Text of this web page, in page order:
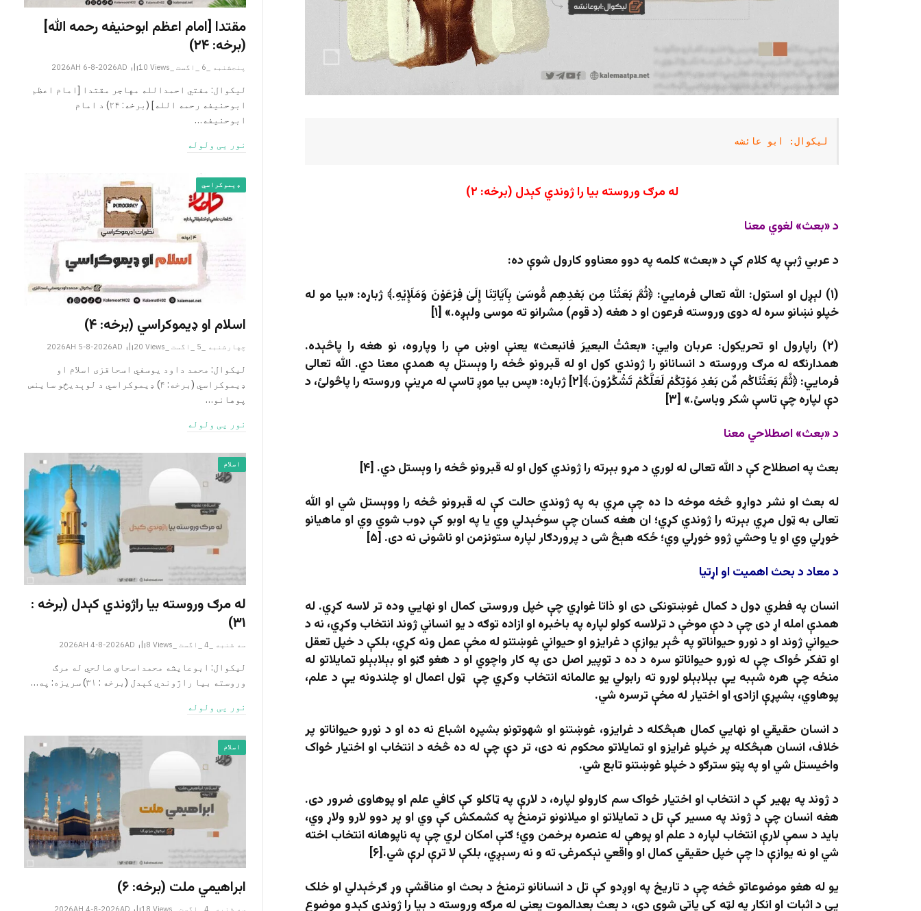
لیکوال: ابو عائشه
له مرګ وروسته بیا را ژوندي کېدل (برخه: ۲)
د «بعث» لغوي معنا
د عربي ژبې په کلام کې د «بعث» کلمه په دوو معناوو کارول شوې ده:
(۱) لېږل او استول: الله تعالی فرمایي: ﴿ثُمَّ بَعَثْنَا مِن بَعْدِهِم مُّوسَىٰ بِآيَاتِنَا إِلَىٰ فِرْعَوْنَ وَمَلَإِيْهِ.﴾ ژباړه: «بيا مو له
خپلو نښانو سره له دوی وروسته فرعون او د هغه (د قوم) مشرانو ته موسى ولېږه.» [۱]
(۲) راپارول او تحریکول: عربان وايي: «بعثتُ البعیرَ فانبعث» يعنې اوښ مې را وپاروه، نو هغه را پاڅېده.
همدارنګه له مرګ وروسته د انسانانو را ژوندي کول او له قبرونو څخه را وېستل په همدې معنا دي. الله تعالی
فرمایي: ﴿ثُمَّ بَعَثْنَاكُم مِّن بَعْدِ مَوْتِكُمْ لَعَلَّكُمْ تَشْكُرُونَ.﴾[۲] ژباړه: «پس بيا موږ تاسې له مړينې وروسته را پاڅولئ، د
دې لپاره چې تاسې شکر وباسئ.» [۳]
د «بعث» اصطلاحي معنا
بعث په اصطلاح کې د الله تعالی له لوري د مړو بېرته را ژوندي کول او له قبرونو څخه را وېستل دي. [۴]
له بعث او نشر دواړو څخه موخه دا ده چې مړي به په ژوندي حالت کې له قبرونو څخه را ووېستل شي او الله
تعالی به ټول مړي بېرته را ژوندي کړي؛ ان هغه کسان چې سوځېدلي وي يا په اوبو کې ډوب شوي وي او ماهيانو
خوړلي وي او يا وحشي ژوو خوړلي وي؛ ځکه هېڅ شی د پروردګار لپاره ستونزمن او ناشونی نه دی. [۵]
د معاد د بحث اهمیت او اړتیا
انسان په فطري ډول د کمال غوښتونکی دی او ذاتا غواړي چې خپل وروستی کمال او نهایي وده تر لاسه کړي. له
همدې امله اړ دی چې د دې موخې د ترلاسه کولو لپاره په باخبره او ازاده توګه د یو انساني ژوند انتخاب وکړي، نه د
حیواني ژوند او د نورو حیواناتو په څېر یوازې د غرایزو او حیواني غوښتنو له مخې عمل ونه کړي، بلکې د خپل تعقل
او تفکر ځواک چې له نورو حیواناتو سره د ده د توپیر اصل دی په کار واچوي او د هغو ګڼو او بېلابېلو تمایلاتو له
منځه چې هره شېبه یې بېلابېلو لورو ته رابولي یو عالمانه انتخاب وکړي چې ټول اعمال او چلندونه یې د علم،
پوهاوي، بشپړې ازادۍ او اختیار له مخې ترسره شي.
د انسان حقیقي او نهایي کمال هېڅکله د غرایزو، غوښتنو او شهوتونو بشپړه اشباع نه ده او د نورو حیواناتو پر
خلاف، انسان هېڅکله پر خپلو غرایزو او تمایلاتو محکوم نه دی، تر دې چې له ده څخه د انتخاب او اختیار ځواک
واخیستل شي او په پټو سترګو د خپلو غوښتنو تابع شي.
د ژوند په بهیر کې د انتخاب او اختیار ځواک سم کارولو لپاره، د لارې په ټاکلو کې کافي علم او پوهاوی ضرور دی.
هغه انسان چې د ژوند په مسیر کې تل د تمایلاتو او میلانونو ترمنځ په کشمکش کې وي او پر دوو لارو ولاړ وي،
باید د سمې لارې انتخاب لپاره د علم او پوهې له عنصره برخمن وي؛ ګنې امکان لري چې په ناپوهانه انتخاب اخته
شي او نه یوازې دا چې خپل حقیقي کمال او واقعي نېکمرغۍ ته و نه رسېږي، بلکې لا ترې لرې شي.[۶]
یو له هغو موضوعاتو څخه چې د تاریخ په اوږدو کې تل د انسانانو ترمنځ د بحث او مناقشې وړ ګرځېدلي او خلک
یې د اثبات او انکار په لټه کې پاتې شوي دي، د بعث بعدالموت یعنې له مرګه وروسته د بیا را ژوندي کېدو موضوع
مقتدا [امام اعظم ابوحنیفه رحمه الله‎]
(برخه: ۲۴)
پنجشنبه _6 _اگست _2026AH 6-8-2026AD 10 Views
لیکوال: مفتي احمدالله مهاجر مقتدا [امام اعظم
ابوحنیفه رحمه الله‎] (برخه: ۲۴) د امام
ابوحنيفه…
نور یی ولوله
ډیموکراسي
اسلام او ډیموکراسي (برخه: ۴)
چهارشنبه _5 _اگست _2026AH 5-8-2026AD 20 Views
لیکوال: محمد داود یوسفي اسحاقزی اسلام او
ډیموکراسي (برخه: ۴) ډیموکراسي د لوېدیځو ساینس
پوهانو…
نور یی ولوله
اسلام
له مرګ وروسته بیا راژوندي کېدل (برخه :
۳۱)
سه شنبه _4 _اگست _2026AH 4-8-2026AD 8 Views
لیکوال: ابوعایشه محمداسحاق صالحي له مرګ
وروسته بیا راژوندي کېدل (برخه : ۳۱) سریزه: په…
نور یی ولوله
اسلام
ابراهيمي ملت (برخه: ۶)
سه شنبه _4 _اگست _2026AH 4-8-2026AD 18 Views